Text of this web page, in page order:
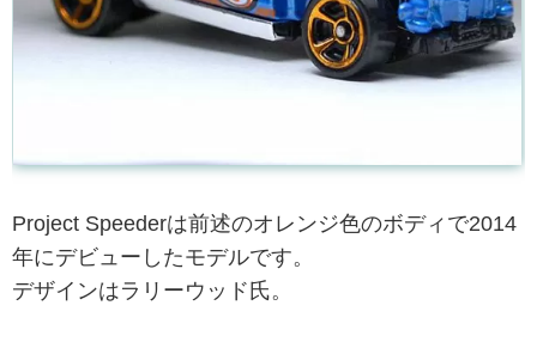
Project Speederは前述のオレンジ色のボディで2014
年にデビューしたモデルです。
デザインはラリーウッド氏。